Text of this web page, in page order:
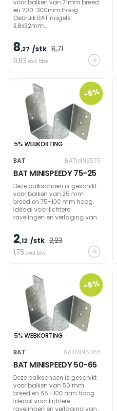
voor balken van 71mm breed
en 200-300mm hoog.
Gebruik BAT nagels:
3,8x32mm
(draagbalk) om
draagvermogen te bereiken.
8,27 /stk 8,71
6,83 excl btw
-5%
5% WEBKORTING
BAT
BATMIN2575
BAT MINISPEEDY 75-25
Deze balkschoen is geschikt
voor balken van 25 mm
breed en 75-100 mm hoog.
Ideaal voor lichtere
ravelingen en verlaging van
massa ca. 100 kg.
2,12 /stk 2,23
1,75 excl btw
-5%
5% WEBKORTING
BAT
BATMIN5065
BAT MINISPEEDY 50-65
Deze balkschoen is geschikt
voor balken van 50 mm
breed en 65 -100 mm hoog.
Ideaal voor lichtere
ravelingen en verlaging van